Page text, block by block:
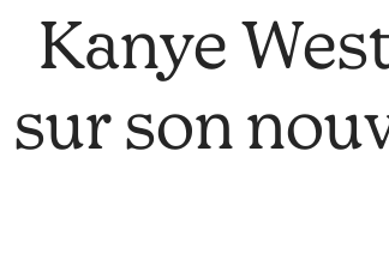
Kanye
sur son